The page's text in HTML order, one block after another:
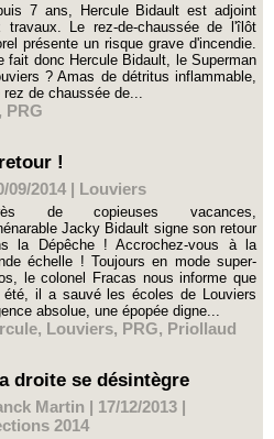
7 ans, Hercule Bidault est adjoint
travaux. Le rez-de-chaussée de l'îlôt
présente un risque grave d'incendie.
fait donc Hercule Bidault, le Superman
? Amas de détritus inflammable,
de chaussée de...
, PRG
!
09/2014 | Louviers
de copieuses vacances,
Jacky Bidault signe son retour
la Dépêche ! Accrochez-vous à la
échelle ! Toujours en mode super-
le colonel Fracas nous informe que
été, il a sauvé les écoles de Louviers
absolue, une épopée digne...
, Louviers, PRG, Priollaud
droite se désintègre
Martin | 17/12/2013 |
2014